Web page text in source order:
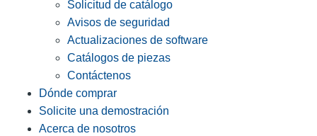
Solicitud de catálogo
Avisos de seguridad
Actualizaciones de software
Catálogos de piezas
Contáctenos
Dónde comprar
Solicite una demostración
Acerca de nosotros